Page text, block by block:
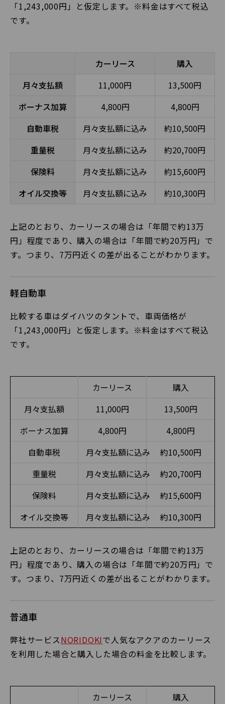
「1,243,000円」と仮定します。※料金はすべて税込
です。
カーリース
購入
月々支払額
11,000円
13,500円
ボーナス加算
4,800円
4,800円
自動車税
月々支払額に込み
約10,500円
重量税
月々支払額に込み
約20,700円
保険料
月々支払額に込み
約15,600円
オイル交換等
月々支払額に込み 約10,300円
上記のとおり、カーリースの場合は「年間で約13万
円」程度であり、購入の場合は「年間で約20万円」で
す。つまり、7万円近くの差が出ることがわかります。
軽自動車
比較する車はダイハツのタントで、車両価格が
「1,243,000円」と仮定します。※料金はすべて税込
です。
カーリース
購入
月々支払額
11,000円
13,500円
ボーナス加算
4,800円
4,800円
自動車税
月々支払額に込み
約10,500円
重量税
月々支払額に込み
約20,700円
保険料
月々支払額に込み
約15,600円
オイル交換等
月々支払額に込み 約10,300円
上記のとおり、カーリースの場合は「年間で約13万
円」程度であり、購入の場合は「年間で約20万円」で
す。つまり、7万円近くの差が出ることがわかります。
普通車
弊社サービスNORIDOKIで人気なアクアのカーリース
を利用した場合と購入した場合の料金を比較します。
カーリース
購入